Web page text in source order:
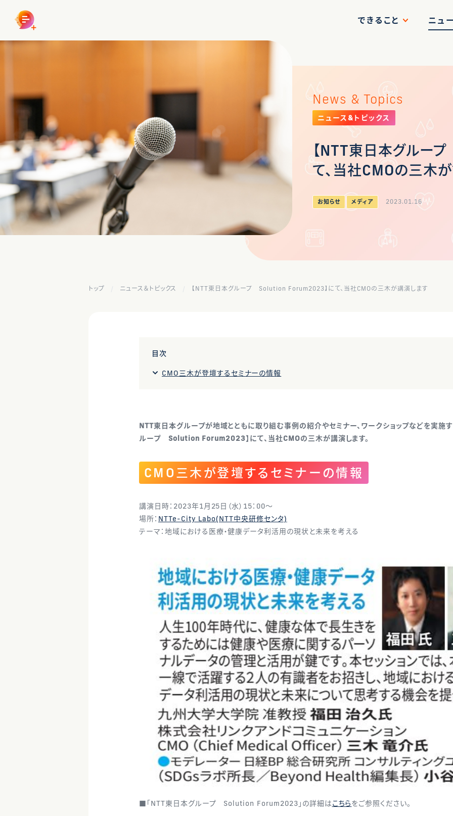
できること ニュ
News & Topics
ニュース&トピックス
【NTT東日本グル
て、当社CMOの三木
お知らせ メディア 2023.01.16
トップ ニュース＆トピックス 【NTT東日本グループ Solution Forum2023】にて、当社CMOの三木が講演します
目次
CMO三木が登壇するセミナーの情報
NTT東日本グループが地域とともに取り組む事例の紹介やセミナー、ワークショップなどを実施
ループ Solution Forum2023】にて、当社CMOの三木が講演します。
CMO三木が登壇するセミナーの情報
講演日時：2023年1月25日（水）15：00～
場所： NTTe-City Labo(NTT中央研修センタ)
テーマ：地域における医療・健康データ利活用の現状と未来を考える
■「NTT東日本グループ Solution Forum2023」の詳細はこちらをご参照ください。